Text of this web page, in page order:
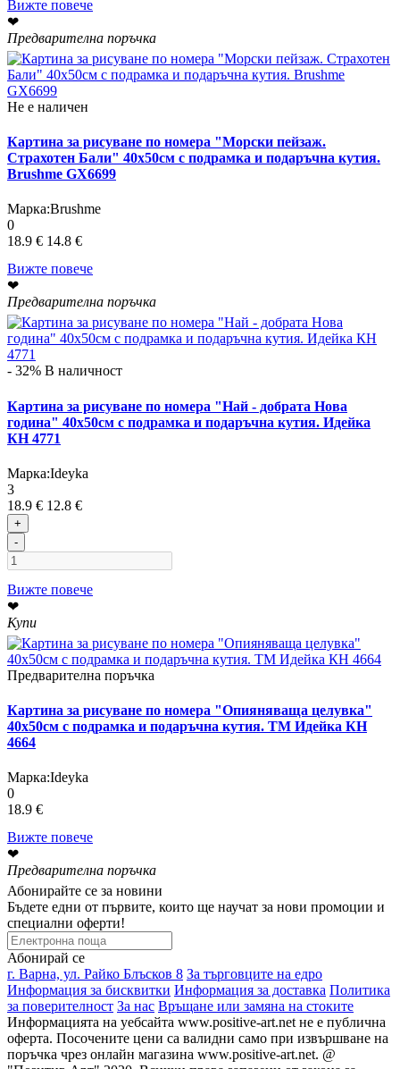
Вижте повече
❤
Предварителна поръчка
Не е наличен
Картина за рисуване по номера "Морски пейзаж.
Страхотен Бали" 40х50см с подрамка и подаръчна кутия.
Brushme GX6699
Марка:Brushme
0
18.9 € 14.8 €
Вижте повече
❤
Предварителна поръчка
- 32% В наличност
Картина за рисуване по номера "Най - добрата Нова
година" 40х50см с подрамка и подаръчна кутия. Идейка
КН 4771
Марка:Ideyka
3
18.9 € 12.8 €
+
-
Вижте повече
❤
Купи
Предварителна поръчка
Картина за рисуване по номера "Опияняваща целувка"
40х50см с подрамка и подаръчна кутия. TM Идейка КН
4664
Марка:Ideyka
0
18.9 €
Вижте повече
❤
Предварителна поръчка
Абонирайте се за новини
Бъдете едни от първите, които ще научат за нови промоции и
специални оферти!
Абонирай се
г. Варна, ул. Райко Блъсков 8 За търговците на едро
Информация за бисквитки Информация за доставка Политика
за поверителност За нас Връщане или замяна на стоките
Информацията на уебсайта www.positive-art.net не е публична
оферта. Посочените цени са валидни само при извършване на
поръчка чрез онлайн магазина www.positive-art.net. @